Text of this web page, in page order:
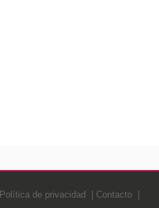
Política de privacidad Contacto